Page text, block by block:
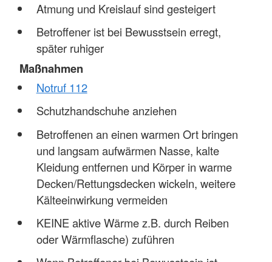
Atmung und Kreislauf sind gesteigert
Betroffener ist bei Bewusstsein erregt,
später ruhiger
Maßnahmen
Notruf 112
Schutzhandschuhe anziehen
Betroffenen an einen warmen Ort bringen
und langsam aufwärmen Nasse, kalte
Kleidung entfernen und Körper in warme
Decken/Rettungsdecken wickeln, weitere
Kälteeinwirkung vermeiden
KEINE aktive Wärme z.B. durch Reiben
oder Wärmflasche) zuführen